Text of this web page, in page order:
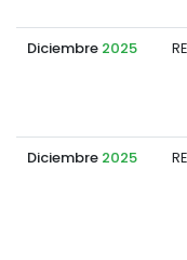
Diciembre 2025
Diciembre 2025